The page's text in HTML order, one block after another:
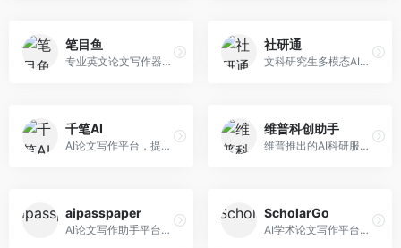
笔目鱼
专业英文论文写作器，支持学术论文全流程。面向留学生和国际期刊投稿者，提供英文论文撰写、润色、格式调整等服务，学术英语表达规范。
社研通
文科研究生多模态AI学术写作平台。面向文科研究生和社科研究者，提供文献综述、理论分析、定性研究辅助等服务，文科研究方法论支持完善。
千笔AI
AI论文写作平台，提供无限改稿服务。面向高校学生和学术研究者，支持论文选题、大纲生成、内容撰写、查重修改等全流程服务，改稿次数不限，服务质量有保障。
维普科创助手
维普推出的AI科研服务平台，整合学术资源与智能写作。面向科研人员和高校师生，提供文献检索、论文写作、查重检测等一站式服务，学术资源权威可靠。
aipasspaper
AI论文写作助手平台，提供智能化的学术写作支持。面向大学生和研究人员，支持多种学科论文生成，提供参考文献管理和格式规范服务，写作效率高。
ScholarGo
AI学术论文写作平台，专注于理工科领域的逻辑构建。面向理工科研究生和科研工作者，提供公式编辑、数据分析、论文结构优化等服务，理工科写作逻辑严谨。